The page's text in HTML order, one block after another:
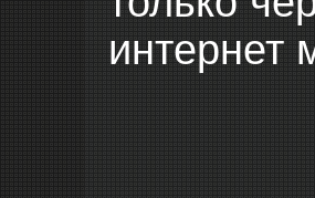
интернет